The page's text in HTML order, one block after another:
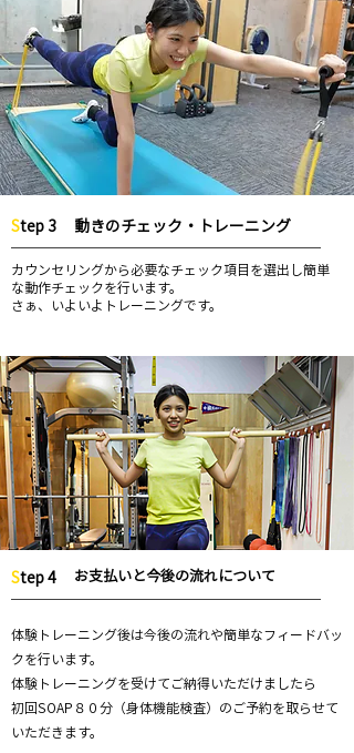
Step 3 動きのチェック・トレーニング
カウンセリングから必要なチェック項目を選出し簡単
な動作チェックを行います。
​さぁ、いよいよトレーニングです。
Step 4 お支払いと今後の流れについて
​体験トレーニング後は今後の流れや簡単なフィードバッ
クを行います。
体験トレーニングを受けてご納得いただけましたら
初回SOAP８０分（身体機能検査）のご予約を取らせて
いただきます。